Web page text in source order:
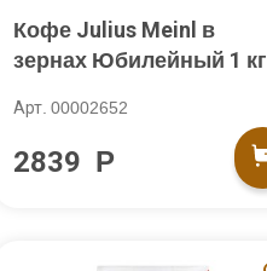
Кофе Julius Meinl в
зернах Юбилейный 1 кг
Арт. 00002652
2839 Р